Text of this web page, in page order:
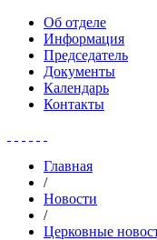
Об отделе
Информация
Председатель
Документы
Календарь
Контакты
Главная
/
Новости
/
Церковные